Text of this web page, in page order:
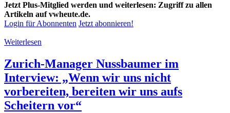
Jetzt Plus-Mitglied werden und weiterlesen: Zugriff zu allen
Artikeln auf vwheute.de.
Login für Abonnenten Jetzt abonnieren!
Weiterlesen
Zurich-Manager Nussbaumer im
Interview: „Wenn wir uns nicht
vorbereiten, bereiten wir uns aufs
Scheitern vor“